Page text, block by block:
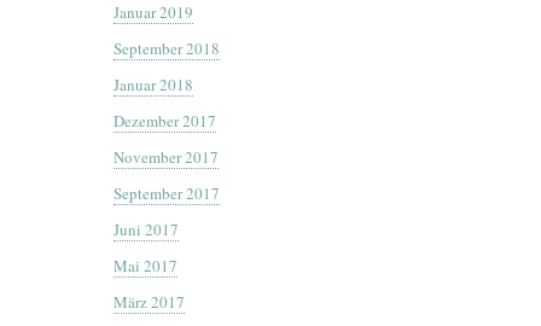
Januar 2019
September 2018
Januar 2018
Dezember 2017
November 2017
September 2017
Juni 2017
Mai 2017
März 2017